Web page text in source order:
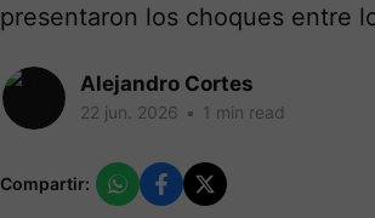
presentaron los choques entre
Alejandro Cortes
22 jun. 2026 • 1 min read
Compartir: